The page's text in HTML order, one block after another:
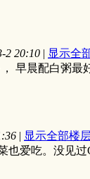
2 20:10 | 显示全
早晨配白粥最
| 显示全部楼
也爱吃。没见过